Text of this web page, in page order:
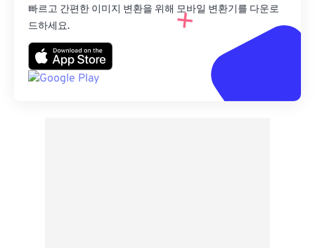
빠르고 간편한 이미지 변환을 위해 모바일 변환기를 다운로
드하세요.